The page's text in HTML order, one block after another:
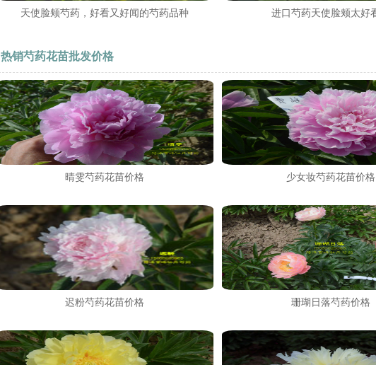
天使脸颊芍药，好看又好闻的芍药品种 进口芍药天使脸颊太好
热销芍药花苗批发价格
晴雯芍药花苗价格 少女妆芍药花苗价格
迟粉芍药花苗价格 珊瑚日落芍药价格